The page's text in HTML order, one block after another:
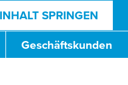
SPRINGEN
Geschäftskunden